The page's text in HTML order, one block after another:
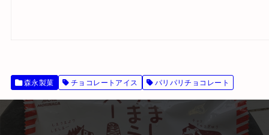
森永製菓 チョコレートアイス パリパリチョコレート